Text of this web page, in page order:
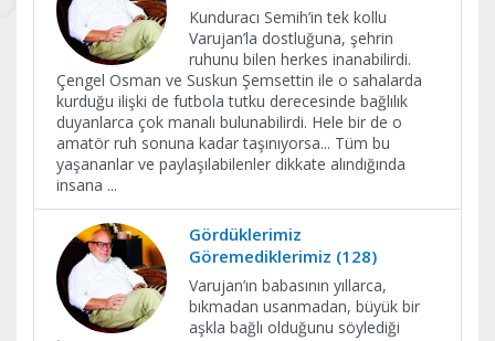
Kunduracı Semih’in tek kollu
Varujan’la dostluğuna, şehrin
ruhunu bilen herkes inanabilirdi.
Çengel Osman ve Suskun Şemsettin ile o sahalarda
kurduğu ilişki de futbola tutku derecesinde bağlılık
duyanlarca çok manalı bulunabilirdi. Hele bir de o
amatör ruh sonuna kadar taşınıyorsa... Tüm bu
yaşananlar ve paylaşılabilenler dikkate alındığında
insana ...
Gördüklerimiz
Göremediklerimiz (128)
Varujan’ın babasının yıllarca,
bıkmadan usanmadan, büyük bir
aşkla bağlı olduğunu söylediği